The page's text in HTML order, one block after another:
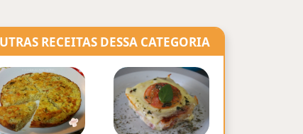
RECEITAS DESSA CATEGORIA